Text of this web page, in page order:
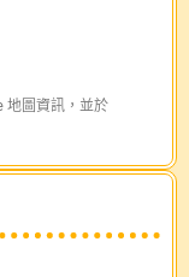
地圖資訊，並於